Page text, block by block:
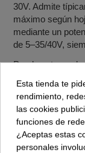
30V. Admite
máximo según
mediante un
de 5–35/40V,
Puede entregar
96%, lo que lo
con baterías o
potencia, diodo
presenta en una
para una
Esta tienda te
rendimiento,
las cookies
funciones de
¿Aceptas estas
personales